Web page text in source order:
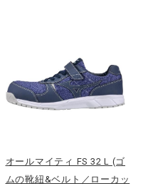
オールマイティ FS 32 L (ゴ
ムの靴紐&ベルト／ローカッ